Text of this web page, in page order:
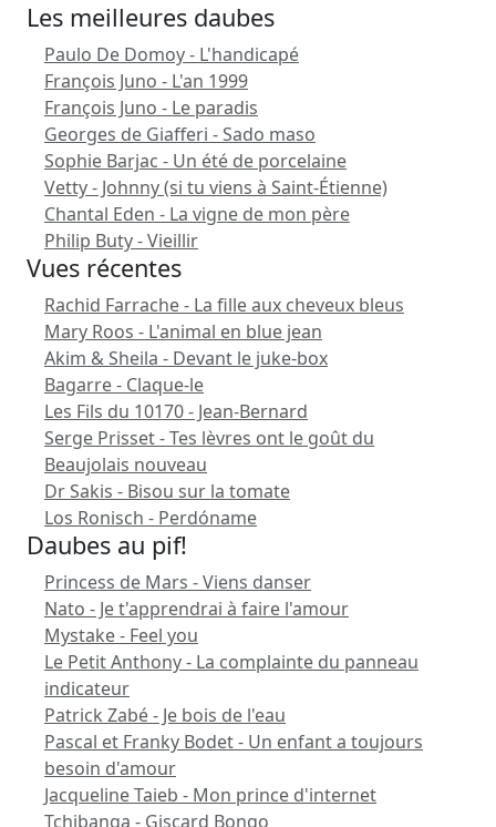
Les meilleures daubes
Paulo De Domoy - L'handicapé
François Juno - L'an 1999
François Juno - Le paradis
Georges de Giafferi - Sado maso
Sophie Barjac - Un été de porcelaine
Vetty - Johnny (si tu viens à Saint-Étienne)
Chantal Eden - La vigne de mon père
Philip Buty - Vieillir
Vues récentes
Rachid Farrache - La fille aux cheveux bleus
Mary Roos - L'animal en blue jean
Akim & Sheila - Devant le juke-box
Bagarre - Claque-le
Les Fils du 10170 - Jean-Bernard
Serge Prisset - Tes lèvres ont le goût du
Beaujolais nouveau
Dr Sakis - Bisou sur la tomate
Los Ronisch - Perdóname
Daubes au pif!
Princess de Mars - Viens danser
Nato - Je t'apprendrai à faire l'amour
Mystake - Feel you
Le Petit Anthony - La complainte du panneau
indicateur
Patrick Zabé - Je bois de l'eau
Pascal et Franky Bodet - Un enfant a toujours
besoin d'amour
Jacqueline Taieb - Mon prince d'internet
Tchibanga - Giscard Bongo